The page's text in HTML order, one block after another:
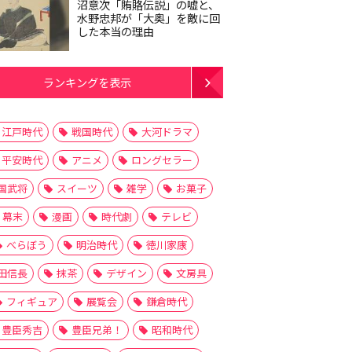
沼意次「賄賂伝説」の嘘と、
水野忠邦が「大奥」を敵に回
した本当の理由
ランキングを表示
江戸時代 戦国時代
大河ドラマ
平安時代
アニメ
ロングセラー
武将
スイーツ 雑学
お菓子
幕末
漫画 時代劇
テレビ
べらぼう
明治時代
徳川家康
信長
抹茶 デザイン
文房具
フィギュア
展覧会
鎌倉時代
豊臣秀吉
豊臣兄弟！
昭和時代